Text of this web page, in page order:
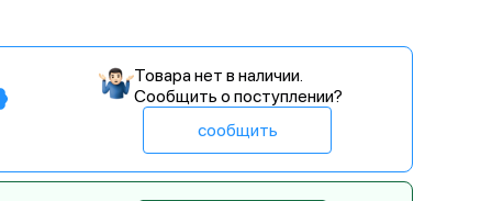
Товара нет в наличии.
Сообщить о поступлении?
сообщить